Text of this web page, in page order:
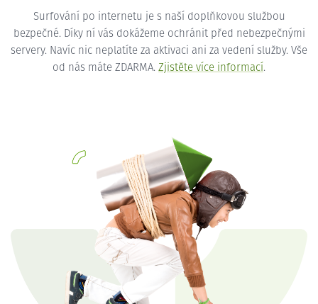
Surfování po internetu je s naší doplňkovou službou
bezpečné. Díky ní vás dokážeme ochránit před nebezpečnými
servery. Navíc nic neplatíte za aktivaci ani za vedení služby. Vše
od nás máte ZDARMA. Zjistěte více informací.